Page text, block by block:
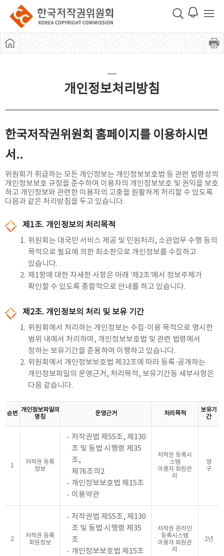
개인정보처리방침
한국저작권위원회 홈페이지를 이용하시면
서..
위원회가 취급하는 모든 개인정보는 개인정보보호법 등 관련 법령상의
개인정보보호 규정을 준수하여 이용자의 개인정보보호 및 권익을 보호
하고 개인정보와 관련한 이용자의 고충을 원활하게 처리할 수 있도록
다음과 같은 처리방침을 두고 있습니다.
제1조. 개인정보의 처리목적
1. 위원회는 대국민 서비스 제공 및 민원처리, 소관업무 수행 등의
목적으로 필요에 의한 최소한으로 개인정보를 수집하고
있습니다.
2. 제1항에 대한 자세한 사항은 아래 ‘제2조’에서 정보주체가
확인할 수 있도록 종합적으로 안내를 하고 있습니다.
제2조. 개인정보의 처리 및 보유 기간
1. 위원회에서 처리하는 개인정보는 수집·이용 목적으로 명시한
범위 내에서 처리하며, 개인정보보호법 및 관련 법령에서
정하는 보유기간을 준용하여 이행하고 있습니다.
2. 위원회에서 개인정보보호법 제32조에 따라 등록·공개하는
개인정보파일의 운영근거, 처리목적, 보유기간등 세부사항은
다음 같습니다.
순번
개인정보파일의
명칭
운영근거 처리목적
보유기
간
1
저작권 등록
정보
저작권법 제55조, 제130
조 및 동법 시행령 제35
조,
제76조의2
개인정보보호법 제15조
이용약관
저작권 등록시
스템
이용자 회원관
리
영
구
2
저작권 등록
회원정보
저작권법 제55조, 제130
조 및 동법 시행령 제35
조
개인정보보호법 제15조
저작권 온라인
등록시스템
이용자 회원관
리
2년